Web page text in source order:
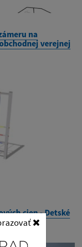
na
verejnej
cien - Detské
210